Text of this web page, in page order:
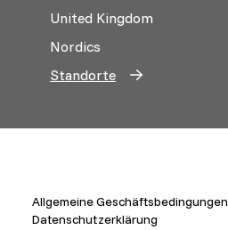
United Kingdom
Nordics
Standorte
Allgemeine Geschäftsbedingungen
Datenschutzerklärung